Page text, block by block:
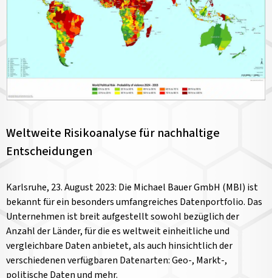
Weltweite Risikoanalyse für nachhaltige
Entscheidungen
Karlsruhe, 23. August 2023: Die Michael Bauer GmbH (MBI) ist
bekannt für ein besonders umfangreiches Datenportfolio. Das
Unternehmen ist breit aufgestellt sowohl bezüglich der
Anzahl der Länder, für die es weltweit einheitliche und
vergleichbare Daten anbietet, als auch hinsichtlich der
verschiedenen verfügbaren Datenarten: Geo-, Markt-,
politische Daten und mehr.